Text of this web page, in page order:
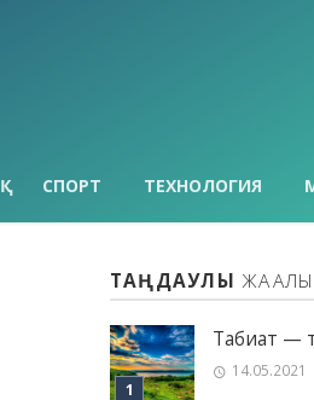
СПОРТ ТЕХНОЛОГИЯ
ТАҢДАУЛЫ
Табиғат —
14.05.2021